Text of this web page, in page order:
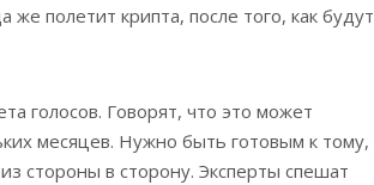
полетит крипта, после того, как будут
голосов. Говорят, что это может
месяцев. Нужно быть готовым к тому,
стороны в сторону. Эксперты спешат